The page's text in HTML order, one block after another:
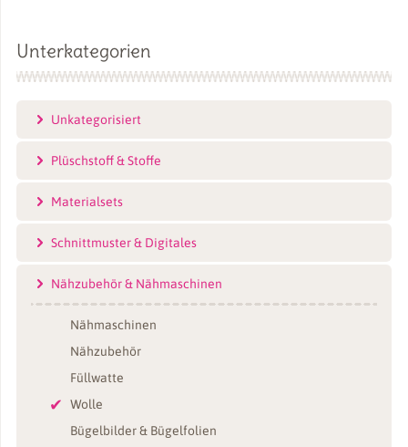
Unterkategorien
Unkategorisiert
Plüschstoff & Stoffe
Materialsets
Schnittmuster & Digitales
Nähzubehör & Nähmaschinen
Nähmaschinen
Nähzubehör
Füllwatte
Wolle
Bügelbilder & Bügelfolien